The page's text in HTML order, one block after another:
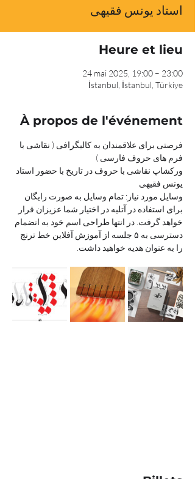
استاد یونس فقیهی
Heure et lieu
24 mai 2025, 19:00 – 23:00
İstanbul, İstanbul, Türkiye
À propos de l'événement
فرصتی برای علاقمندان به کالیگرافی ( نقاشی با
فرم های حروف فارسی )
ورکشاپ نقاشی با حروف در تاریخ با حضور استاد
یونس فقیهی
وسایل مورد نیاز: تمام وسایل به صورت رایگان
برای استفاده در آتلیه در اختیار شما عزیزان قرار
خواهد گرفت. در انتها طراحی اسم خود به انضمام
دسترسی به ۵ جلسه از آموزش آفلاین خط ترنج
را به عنوان هدیه خواهید داشت.